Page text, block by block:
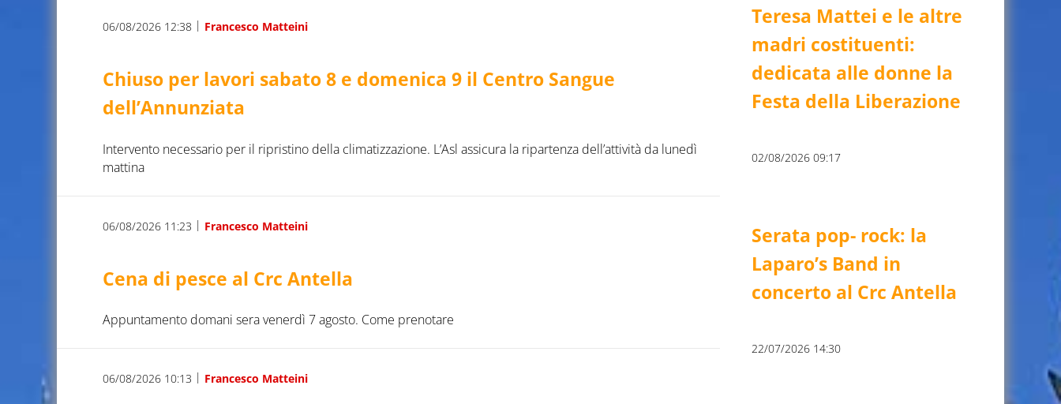
06/08/2026 12:38| Francesco Matteini
Chiuso per lavori sabato 8 e domenica 9 il Centro Sangue
dell’Annunziata
Intervento necessario per il ripristino della climatizzazione. L’Asl assicura la ripartenza dell’attività da lunedì
mattina
06/08/2026 11:23 | Francesco Matteini
Cena di pesce al Crc Antella
Appuntamento domani sera venerdì 7 agosto. Come prenotare
06/08/2026 10:13 | Francesco Matteini
Teresa Mattei e le altre
madri costituenti:
dedicata alle donne la
Festa della Liberazione
02/08/2026 09:17
Serata pop- rock: la
Laparo’s Band in
concerto al Crc Antella
22/07/2026 14:30